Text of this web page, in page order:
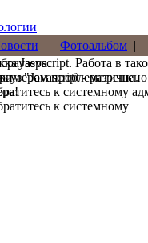
| Фотоальбом |
Jasvscript. Работа в
"Javascript -
к системному
проблематична.
к системному